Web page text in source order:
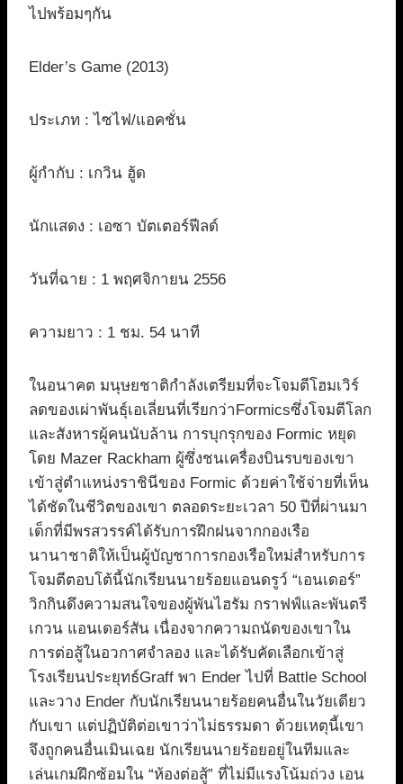
ไปพร้อมๆกัน
Elder’s Game (2013)
ประเภท : ไซไฟ/แอคชั่น
ผู้กำกับ : เกวิน ฮู้ด
นักแสดง : เอซา บัตเตอร์ฟีลด์
วันที่ฉาย : 1 พฤศจิกายน 2556
ความยาว : 1 ชม. 54 นาที
ในอนาคต มนุษยชาติกำลังเตรียมที่จะโจมตีโฮมเวิร์
ลดของเผ่าพันธุ์เอเลี่ยนที่เรียกว่าFormicsซึ่งโจมตีโลก
และสังหารผู้คนนับล้าน การบุกรุกของ Formic หยุด
โดย Mazer Rackham ผู้ซึ่งชนเครื่องบินรบของเขา
เข้าสู่ตำแหน่งราชินีของ Formic ด้วยค่าใช้จ่ายที่เห็น
ได้ชัดในชีวิตของเขา ตลอดระยะเวลา 50 ปีที่ผ่านมา
เด็กที่มีพรสวรรค์ได้รับการฝึกฝนจากกองเรือ
นานาชาติให้เป็นผู้บัญชาการกองเรือใหม่สำหรับการ
โจมตีตอบโต้นี้นักเรียนนายร้อยแอนดรูว์ “เอนเดอร์”
วิกกินดึงความสนใจของผู้พันไฮรัม กราฟฟ์และพันตรี
เกวน แอนเดอร์สัน เนื่องจากความถนัดของเขาใน
การต่อสู้ในอวกาศจำลอง และได้รับคัดเลือกเข้าสู่
โรงเรียนประยุทธ์Graff พา Ender ไปที่ Battle School
และวาง Ender กับนักเรียนนายร้อยคนอื่นในวัยเดียว
กับเขา แต่ปฏิบัติต่อเขาว่าไม่ธรรมดา ด้วยเหตุนี้เขา
จึงถูกคนอื่นเมินเฉย นักเรียนนายร้อยอยู่ในทีมและ
เล่นเกมฝึกซ้อมใน “ห้องต่อสู้” ที่ไม่มีแรงโน้มถ่วง เอน